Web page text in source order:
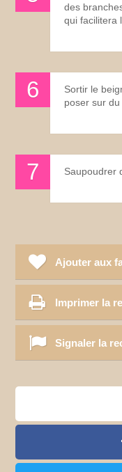
des
qui facilitera
Sortir le
poser sur
Saupoudrer
Ajouter aux
Imprimer la
Signaler la